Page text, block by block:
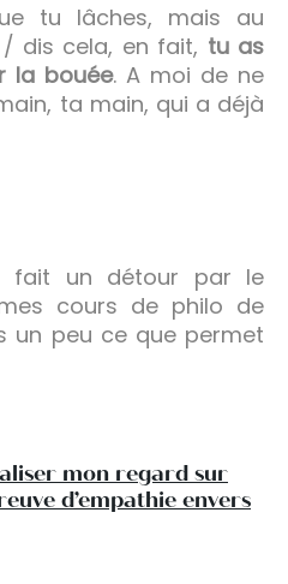
tu lâches, mais au
dis cela, en fait, tu as
la bouée. A moi de ne
ta main, qui a déjà
fait un détour par le
cours de philo de
un peu ce que permet
mon regard sur
d’empathie envers